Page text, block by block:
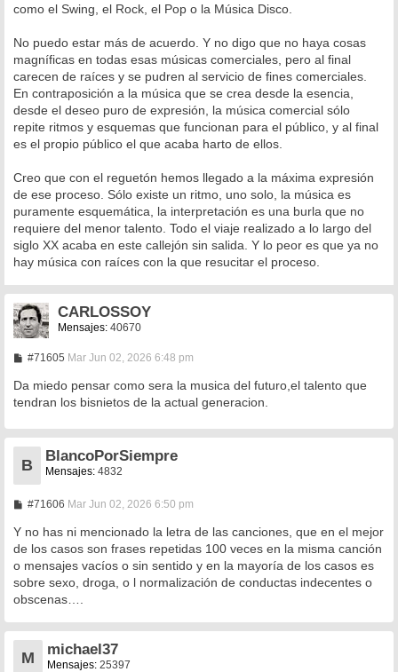
como el Swing, el Rock, el Pop o la Música Disco.
No puedo estar más de acuerdo. Y no digo que no haya cosas
magníficas en todas esas músicas comerciales, pero al final
carecen de raíces y se pudren al servicio de fines comerciales.
En contraposición a la música que se crea desde la esencia,
desde el deseo puro de expresión, la música comercial sólo
repite ritmos y esquemas que funcionan para el público, y al final
es el propio público el que acaba harto de ellos.
Creo que con el reguetón hemos llegado a la máxima expresión
de ese proceso. Sólo existe un ritmo, uno solo, la música es
puramente esquemática, la interpretación es una burla que no
requiere del menor talento. Todo el viaje realizado a lo largo del
siglo XX acaba en este callejón sin salida. Y lo peor es que ya no
hay música con raíces con la que resucitar el proceso.
CARLOSSOY
Mensajes: 40670
#71605M
n
a
e
Mar Jun 02, 2026 6:48 pm
Da miedo pensar como sera la musica del futuro,el talento que
tendran los bisnietos de la actual generacion.
B
BlancoPorSiempre
Mensajes: 4832
#71606M
n
s
a
j
Mar Jun 02, 2026 6:50 pm
Y no has ni mencionado la letra de las canciones, que en el mejor
de los casos son frases repetidas 100 veces en la misma canción
o mensajes vacíos o sin sentido y en la mayoría de los casos es
sobre sexo, droga, o l normalización de conductas indecentes o
obscenas….
M
michael37
Mensajes: 25397